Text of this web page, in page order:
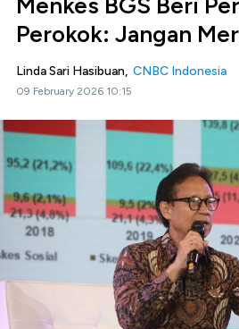
Perokok: Jangan
Linda Sari Hasibuan, CNBC Indonesia
09 February 2026 10:15